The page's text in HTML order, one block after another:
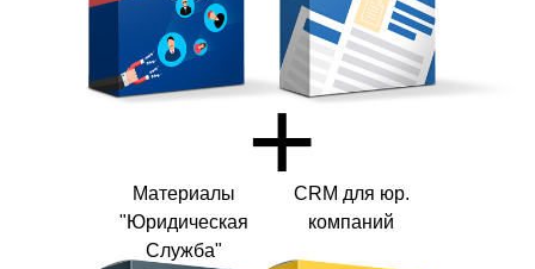
+
Материалы
"Юридическая
Служба"
CRM для юр.
компаний